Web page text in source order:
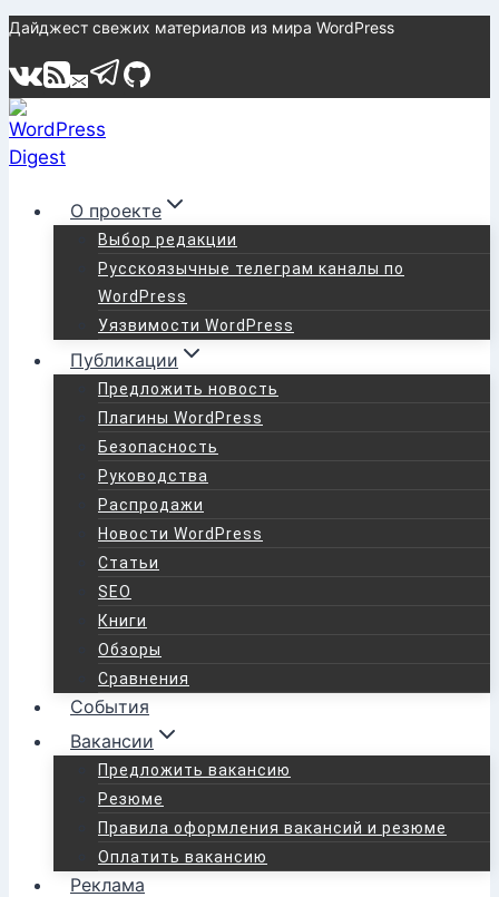
Перейти
содержимому
Дайджест свежих материалов из мира WordPress
О проекте
Выбор редакции
Русскоязычные телеграм каналы по
WordPress
Уязвимости WordPress
Публикации
Предложить новость
Плагины WordPress
Безопасность
Руководства
Распродажи
Новости WordPress
Статьи
SEO
Книги
Обзоры
Сравнения
События
Вакансии
Предложить вакансию
Резюме
Правила оформления вакансий и резюме
Оплатить вакансию
Реклама